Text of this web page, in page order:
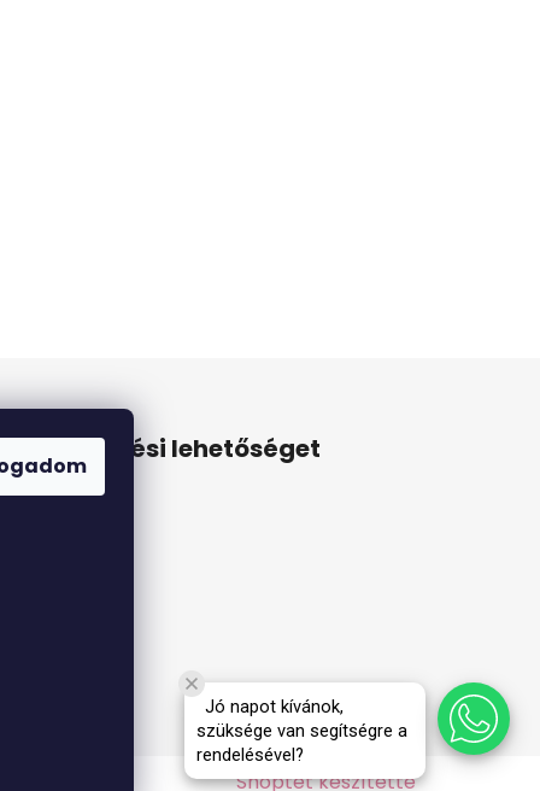
fizetési lehetőséget
Shoptet készítette
Jó napot kívánok,
szüksége van segítségre a
rendelésével?